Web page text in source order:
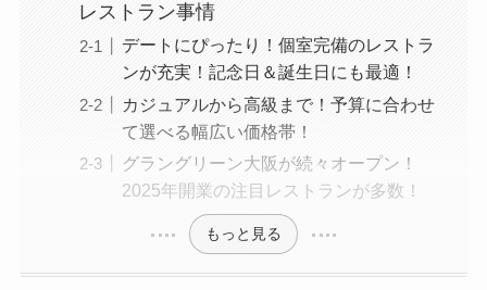
レストラン事情
デートにぴったり！個室完備のレストラ
ンが充実！記念日＆誕生日にも最適！
カジュアルから高級まで！予算に合わせ
て選べる幅広い価格帯！
グラングリーン大阪が続々オープン！
2025年開業の注目レストランが多数！
もっと見る